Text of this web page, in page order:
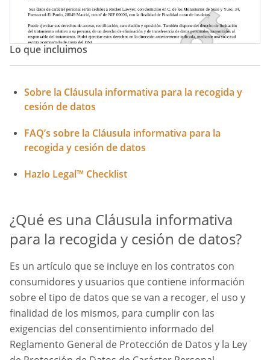
Lo que incluimos
Sobre la Cláusula informativa para la recogida y
cesión de datos
FAQ’s sobre la Cláusula informativa para la
recogida y cesión de datos
Hazlo Legal™ Checklist
¿Qué es una Cláusula informativa
para la recogida y cesión de datos?
Es un artículo que se incluye en los contratos con
consumidores y usuarios que contiene información
sobre el tipo de datos que se van a recoger, el uso y
finalidad de los mismos, para cumplir con las
exigencias del consentimiento informado del
Reglamento General de Protección de Datos y la Ley